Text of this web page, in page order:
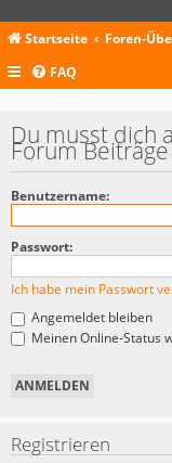
Startseite Foren-
FAQ
Du musst dich
Forum
Benutzername:
Passwort:
Ich habe mein Passwort
Angemeldet bleiben
Meinen Online-Status
Registrieren